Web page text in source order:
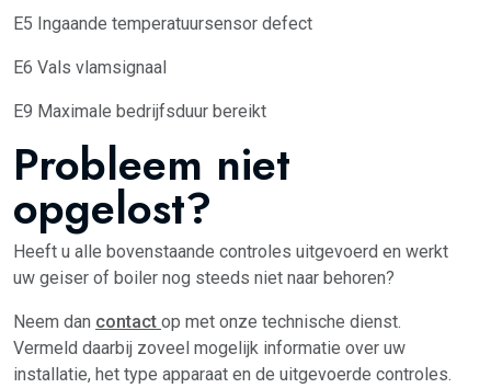
E5 Ingaande temperatuursensor defect
E6 Vals vlamsignaal
E9 Maximale bedrijfsduur bereikt
Probleem niet
opgelost?
Heeft u alle bovenstaande controles uitgevoerd en werkt
uw geiser of boiler nog steeds niet naar behoren?
Neem dan contact op met onze technische dienst.
Vermeld daarbij zoveel mogelijk informatie over uw
installatie, het type apparaat en de uitgevoerde controles.